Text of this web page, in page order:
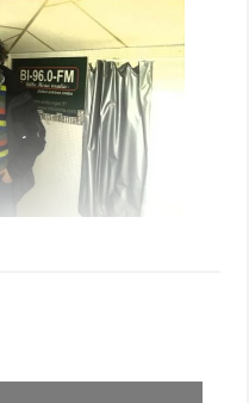
elkarrizketa
urteez
Hizpidea saioan